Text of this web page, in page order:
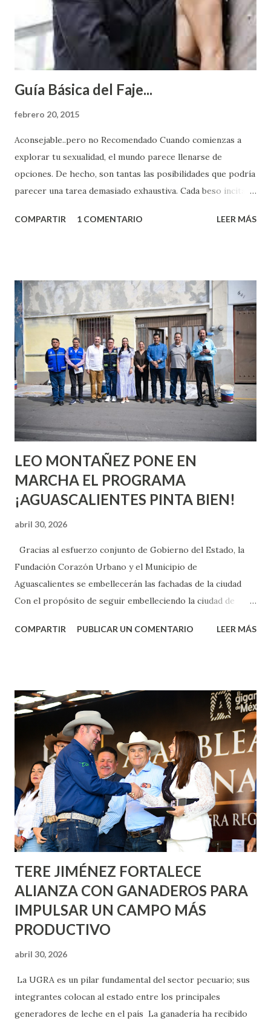
Guía Básica del Faje...
febrero 20, 2015
Aconsejable..pero no Recomendado Cuando comienzas a
explorar tu sexualidad, el mundo parece llenarse de
opciones. De hecho, son tantas las posibilidades que podría
parecer una tarea demasiado exhaustiva. Cada beso incita
partes de ti que jamás hubieras imaginado. El problema es
conoces ni la mitad de lo que deberías saber. Pero incluso
quienes ya han tenido relaciones sexuales no son expertos
o expertas en el tema. Siempre hay algo nuevo que
aprender y nuevas experiencias que conocer. Si eres una
chica y aún no has tenido relaciones sexuales, tal vez
pienses que el sexo será increíble y no puedas esperar para
experimentarlo, pero como cualquier persona con
experiencia te dirá, siempre es mejor cuando ambas partes
son suficientemen...
COMPARTIR 1 COMENTARIO LEER MÁS
LEO MONTAÑEZ PONE EN
MARCHA EL PROGRAMA
¡AGUASCALIENTES PINTA BIEN!
abril 30, 2026
Gracias al esfuerzo conjunto de Gobierno del Estado, la
Fundación Corazón Urbano y el Municipio de
Aguascalientes se embellecerán las fachadas de la ciudad
Con el propósito de seguir embelleciendo la ciudad de
municipal, Leo Montañez dio inicio al programa
Corazón Urbano y el Municipio capital. Leo Montañez
informó que en este programa se usarán cerca de 90 mil
metros cuadrados de pintura, para dar inicio en la calle
Nieto, entre Jesús F. Elizondo y la calle 22 de Octubre, con
lo que se aplicará pintura en 66 casas. Posteriormente se
llevará este programa a Villas de Nuestra Señora de la
Asunción, Avenida Alameda y Decreto 27 de Septiembre, en
los edificios FOVISSSTE Ojo de Agua, en la comunidad
Norias de Paso Hondo y en los edificios de...
COMPARTIR PUBLICAR UN COMENTARIO LEER MÁS
TERE JIMÉNEZ FORTALECE
ALIANZA CON GANADEROS PARA
IMPULSAR UN CAMPO MÁS
PRODUCTIVO
abril 30, 2026
La UGRA es un pilar fundamental del sector pecuario; sus
integrantes colocan al estado entre los principales
generadores de leche en el país La ganadería ha recibido